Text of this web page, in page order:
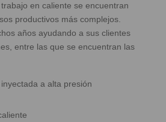
en caliente se encuentran
productivos más complejos.
años ayudando a sus clientes
entre las que se encuentran las
a alta presión